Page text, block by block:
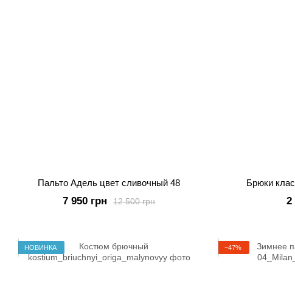
Пальто Адель цвет сливочный 48
12 500 грн
7 950 грн
Брюки
2
НОВИНКА −47%